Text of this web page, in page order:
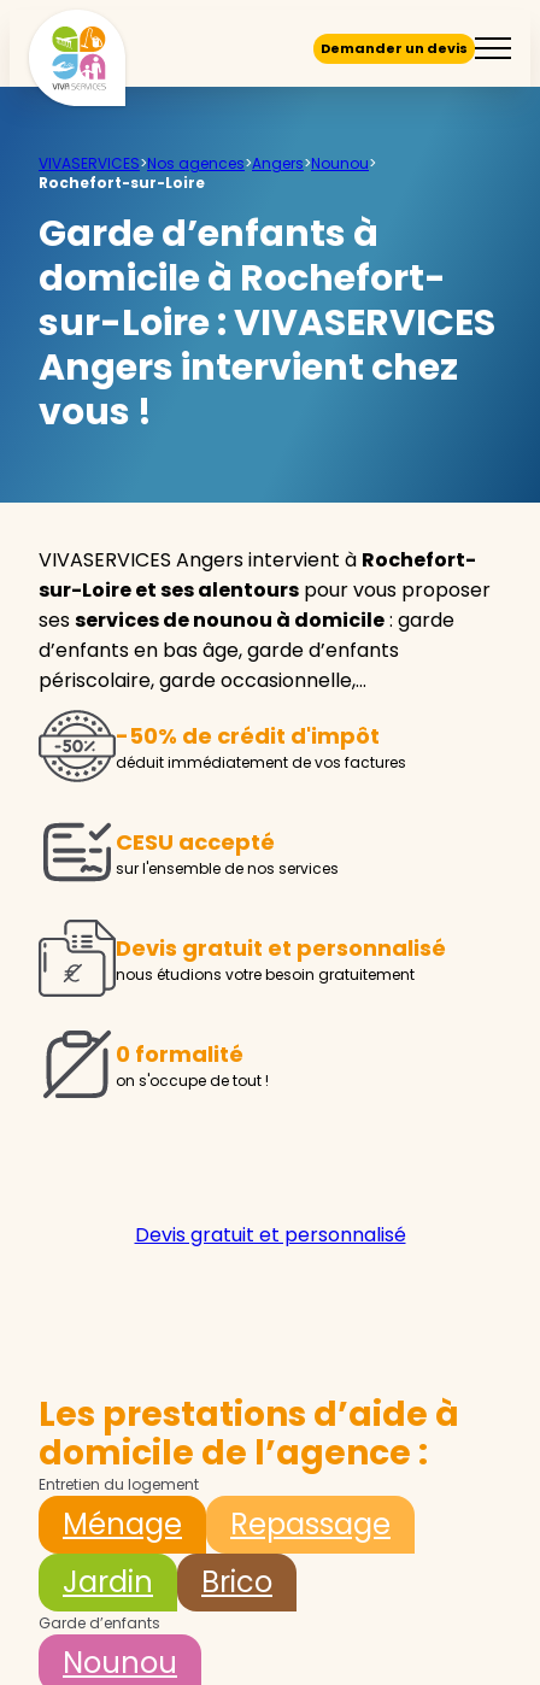
Demander un devis
VIVASERVICES>Nos agences>Angers>Nounou>
Rochefort-sur-Loire
Garde d’enfants à
domicile à Rochefort-
sur-Loire :VIVASERVICES
Angers intervient chez
vous !
VIVASERVICES Angers intervient à Rochefort-
sur-Loire et ses alentours pour vous proposer
sesservices de nounou à domicile: garde
d’enfants en bas âge, garde d’enfants
périscolaire, garde occasionnelle,…
-50% de crédit d'impôt
déduit immédiatement de vos factures
CESU accepté
sur l'ensemble de nos services
Devis gratuit et personnalisé
nous étudions votre besoin gratuitement
0 formalité
on s'occupe de tout !
Devis gratuit et personnalisé
Les prestations d’aide à
domicile de l’agence :
Entretien du logement
Ménage
Repassage
Jardin
Brico
Garde d’enfants
Nounou